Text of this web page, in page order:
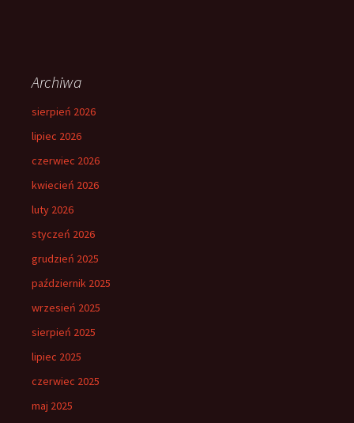
Archiwa
sierpień 2026
lipiec 2026
czerwiec 2026
kwiecień 2026
luty 2026
styczeń 2026
grudzień 2025
październik 2025
wrzesień 2025
sierpień 2025
lipiec 2025
czerwiec 2025
maj 2025